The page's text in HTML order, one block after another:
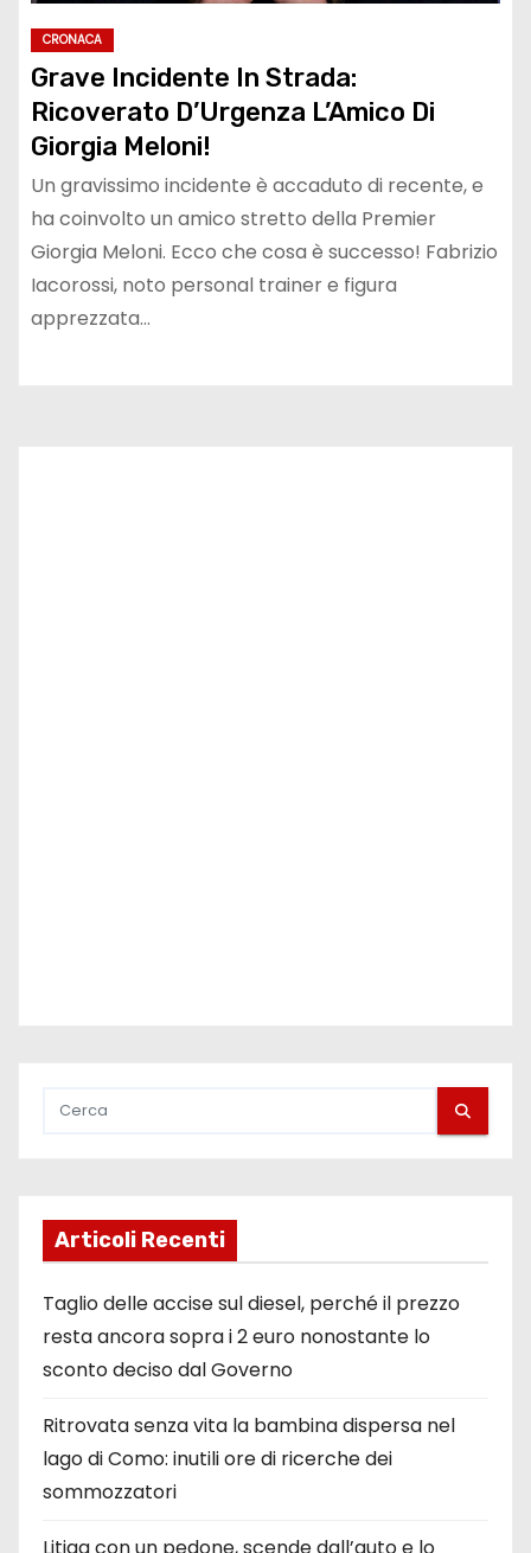
CRONACA
Grave Incidente In Strada:
Ricoverato D’Urgenza L’Amico Di
Giorgia Meloni!
Un gravissimo incidente è accaduto di recente, e
ha coinvolto un amico stretto della Premier
Giorgia Meloni. Ecco che cosa è successo! Fabrizio
Iacorossi, noto personal trainer e figura
apprezzata…
Articoli Recenti
Taglio delle accise sul diesel, perché il prezzo
resta ancora sopra i 2 euro nonostante lo
sconto deciso dal Governo
Ritrovata senza vita la bambina dispersa nel
lago di Como: inutili ore di ricerche dei
sommozzatori